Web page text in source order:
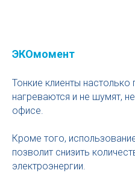
ЭКОмомент
Тонкие клиенты настолько
нагреваются и не шумят,
офисе.
Кроме того,
позволит снизить
электроэнергии.